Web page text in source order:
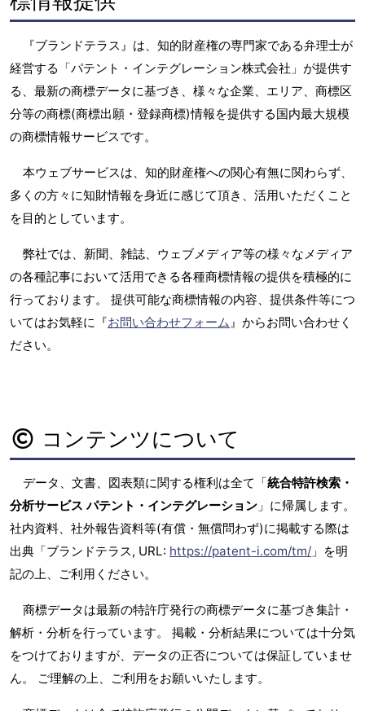
『ブランドテラス』は、知的財産権の専門家である弁理士が
経営する「パテント・インテグレーション株式会社」が提供す
る、最新の商標データに基づき、様々な企業、エリア、商標区
分等の商標(商標出願・登録商標)情報を提供する国内最大規模
の商標情報サービスです。
本ウェブサービスは、知的財産権への関心有無に関わらず、
多くの方々に知財情報を身近に感じて頂き、活用いただくこと
を目的としています。
弊社では、新聞、雑誌、ウェブメディア等の様々なメディア
の各種記事において活用できる各種商標情報の提供を積極的に
行っております。 提供可能な商標情報の内容、提供条件等につ
いてはお気軽に『お問い合わせフォーム 』からお問い合わせく
ださい。
コンテンツについて
データ、文書、図表類に関する権利は全て「統合特許検索・
分析サービス パテント・インテグレーション 」に帰属します。
社内資料、社外報告資料等(有償・無償問わず)に掲載する際は
出典「ブランドテラス, URL: https://patent-i.com/tm/ 」を明
記の上、ご利用ください。
商標データは最新の特許庁発行の商標データに基づき集計・
解析・分析を行っています。 掲載・分析結果については十分気
をつけておりますが、データの正否については保証していませ
ん。 ご理解の上、ご利用をお願いいたします。